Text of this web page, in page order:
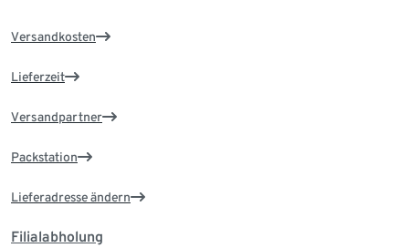
Versandkosten
Lieferzeit
Versandpartner
Packstation
Lieferadresse ändern
Filialabholung